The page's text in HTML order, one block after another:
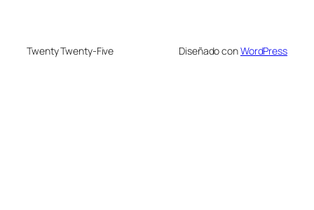
Twenty Twenty-Five Diseñado conWordPress